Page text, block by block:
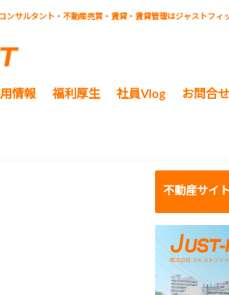
サルタント・不動産売買・賃貸・賃貸管理はジャストフィ
情報 福利厚生 社員Vlog お問合せ
不動産サイ